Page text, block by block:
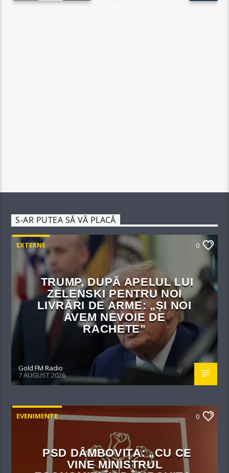
S-AR PUTEA SĂ VĂ PLACĂ
EXTERNE 0
TRUMP, DUPĂ APELUL LUI
ZELENSKI PENTRU NOI
LIVRĂRI DE ARME: „ȘI NOI
AVEM NEVOIE DE
RACHETE”
Gold FM Radio
7 AUGUST 2026
EVENIMENTE 0
PSD DÂMBOVIȚA: „CU CE
VINE MINISTRUL